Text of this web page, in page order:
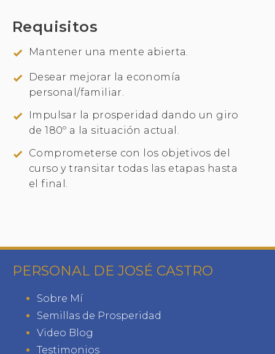
Requisitos
Mantener una mente abierta.
Desear mejorar la economía
personal/familiar.
Impulsar la prosperidad dando un giro
de 180º a la situación actual.
Comprometerse con los objetivos del
curso y transitar todas las etapas hasta
el final.
PERSONAL DE JOSÉ CASTRO
Sobre Mí
Semillas de Prosperidad
Video Blog
Testimonios